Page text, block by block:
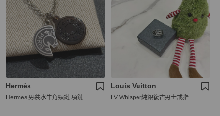
Hermès
Hermes 男裝水牛角頸鏈 項鏈
Louis Vuitton
LV Whisper純銀復古男士戒指